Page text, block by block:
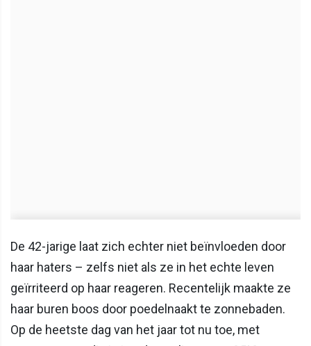
De 42-jarige laat zich echter niet beïnvloeden door
haar haters – zelfs niet als ze in het echte leven
geïrriteerd op haar reageren. Recentelijk maakte ze
haar buren boos door poedelnaakt te zonnebaden.
Op de heetste dag van het jaar tot nu toe, met